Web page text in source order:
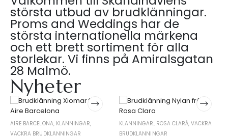
största utbud av brudklänningar.
Proms and Weddings har de
största internationella märkena
och ett brett sortiment för alla
storlekar. Vi finns på Amiralsgatan
28 Malmö.
Nyheter
AIRE BARCELONA, KLÄNNINGAR,
VACKRA BRUDKLÄNNINGAR
KLÄNNINGAR, ROSA CLARÁ,VACKRA
BRUDKLÄNNINGAR